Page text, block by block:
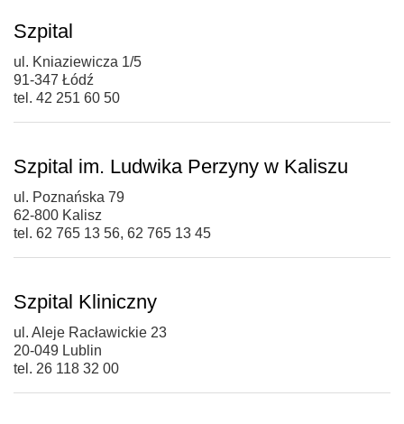
Szpital
ul. Kniaziewicza 1/5
91-347 Łódź
tel. 42 251 60 50
Szpital im. Ludwika Perzyny w Kaliszu
ul. Poznańska 79
62-800 Kalisz
tel. 62 765 13 56, 62 765 13 45
Szpital Kliniczny
ul. Aleje Racławickie 23
20-049 Lublin
tel. 26 118 32 00